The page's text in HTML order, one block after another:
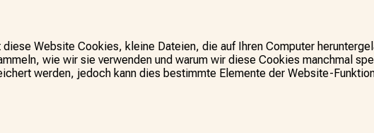
Website Cookies, kleine Dateien, die auf Ihren Computer
wie wir sie verwenden und warum wir diese Cookies manchmal
werden, jedoch kann dies bestimmte Elemente der Website-